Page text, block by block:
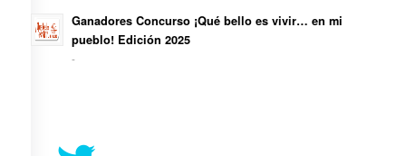
Ganadores Concurso ¡Qué bello es vivir… en mi
pueblo! Edición 2025
-